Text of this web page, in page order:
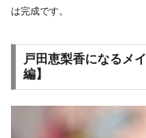
は完成です。
戸田恵梨香になるメ
編】